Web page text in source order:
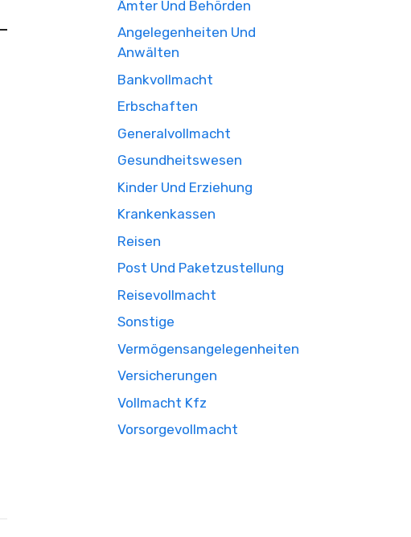
Ämter Und Behörden
Angelegenheiten Und
Anwälten
Bankvollmacht
Erbschaften
Generalvollmacht
Gesundheitswesen
Kinder Und Erziehung
Krankenkassen
Reisen
Post Und Paketzustellung
Reisevollmacht
Sonstige
Vermögensangelegenheiten
Versicherungen
Vollmacht Kfz
Vorsorgevollmacht